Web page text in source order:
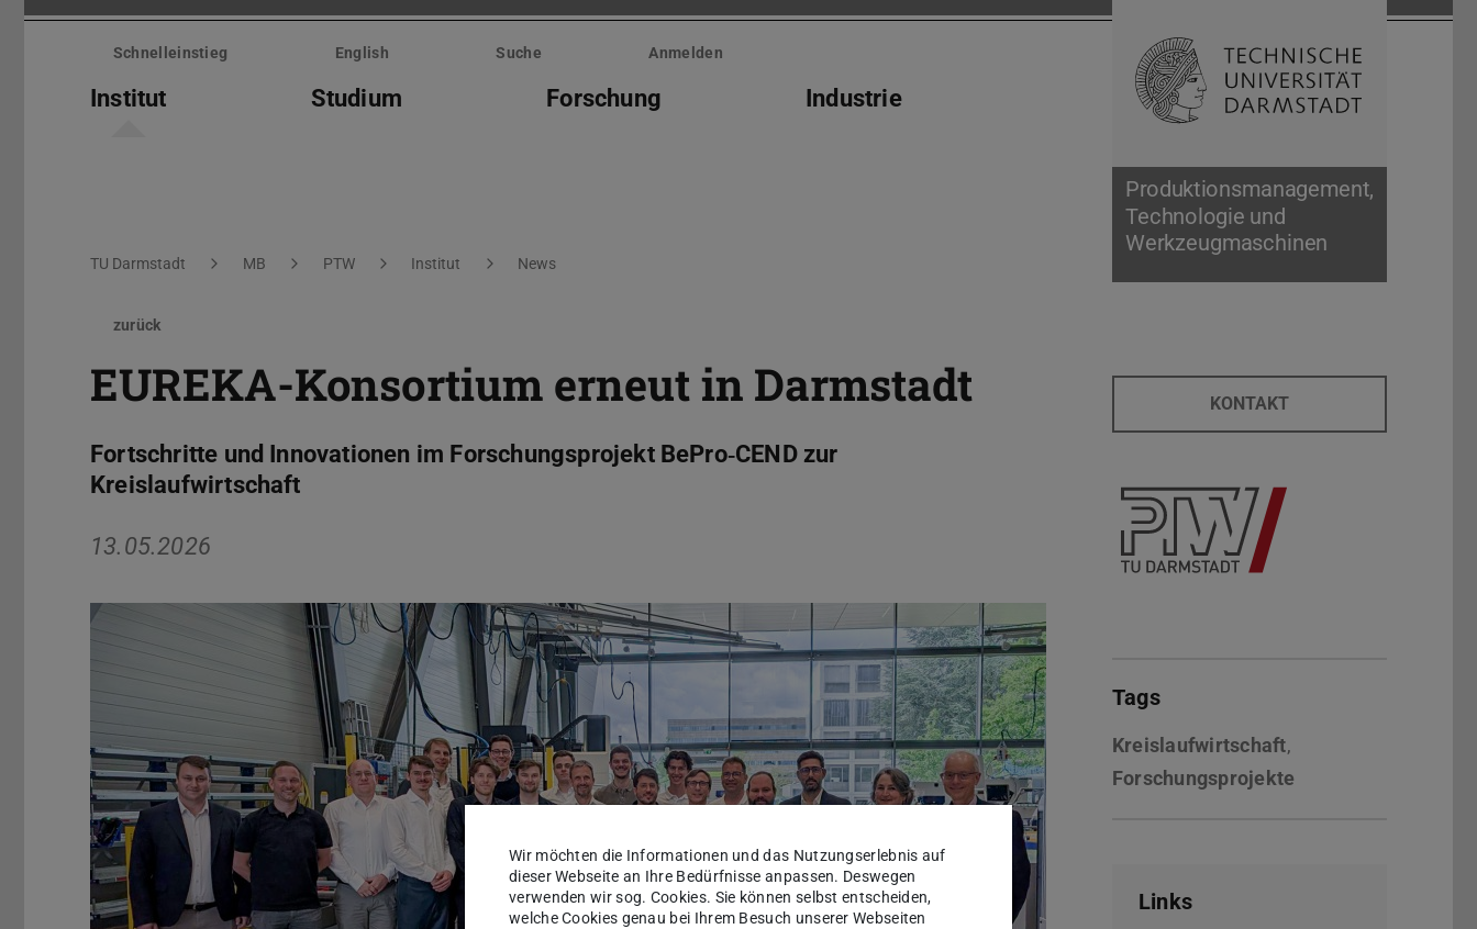
Menü
überspringen
Produktionsmanagement,
Technologie und
Werkzeugmaschinen
Schnelleinstieg English Suche Anmelden
Institut Studium Forschung Industrie Suche öffnen
Sie befinden sich hier:
TU Darmstadt MB PTW Institut News
zurück
EUREKA-Konsortium erneut in Darmstadt
Fortschritte und Innovationen im Forschungsprojekt BePro‑CEND zur
Kreislaufwirtschaft
13.05.2026
KONTAKT
Tags
Kreislaufwirtschaft,
Forschungsprojekte
Links
Wir möchten die Informationen und das Nutzungserlebnis auf
dieser Webseite an Ihre Bedürfnisse anpassen. Deswegen
verwenden wir sog. Cookies. Sie können selbst entscheiden,
welche Cookies genau bei Ihrem Besuch unserer Webseiten